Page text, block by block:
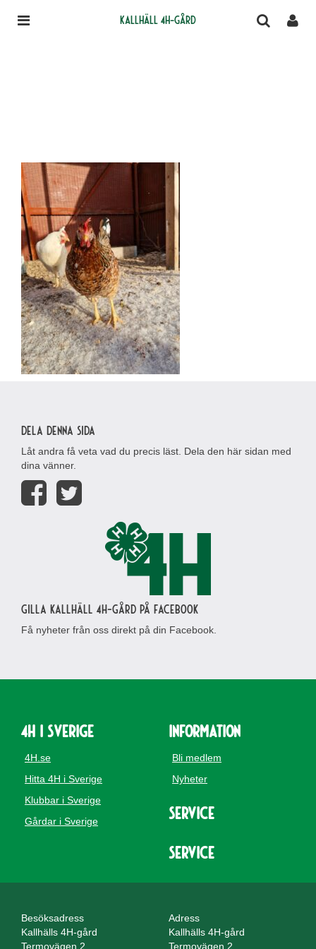
Kallhäll 4H-gård
Dela denna sida
Låt andra få veta vad du precis läst. Dela den här sidan med
dina vänner.
Gilla Kallhäll 4H-gård på Facebook
Få nyheter från oss direkt på din Facebook.
4H i Sverige
4H.se
Hitta 4H i Sverige
Klubbar i Sverige
Gårdar i Sverige
Information
Bli medlem
Nyheter
Service
Service
Besöksadress
Kallhälls 4H-gård
Termovägen 2
Adress
Kallhälls 4H-gård
Termovägen 2